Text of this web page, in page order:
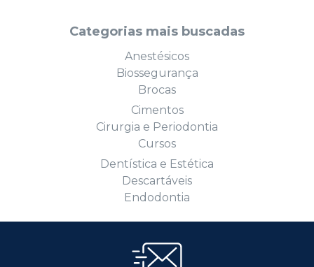
Categorias mais buscadas
Anestésicos
Biossegurança
Brocas
Cimentos
Cirurgia e Periodontia
Cursos
Dentística e Estética
Descartáveis
Endodontia